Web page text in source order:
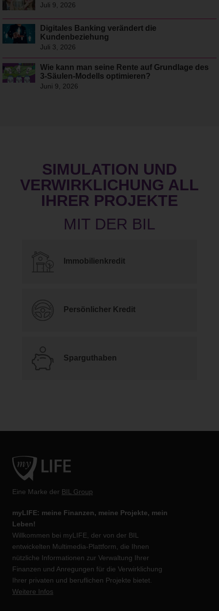
Juli 9, 2026
Digitales Banking verändert die
Kundenbeziehung
Juli 3, 2026
Wie kann man seine Rente auf Grundlage des
3-Säulen-Modells optimieren?
Juni 9, 2026
SIMULATION UND
VERWIRKLICHUNG ALL
IHRER PROJEKTE
Immobilienkredit
Persönlicher Kredit
Sparguthaben
Eine Marke der BIL Group
myLIFE: meine Finanzen, meine Projekte, mein
Leben!
Willkommen bei myLIFE, der von der BIL
entwickelten Multimedia-Plattform, die Ihnen
nützliche Informationen zur Verwaltung Ihrer
Finanzen und Anregungen für die Verwirklichung
Ihrer privaten und beruflichen Projekte bietet.
Weitere Infos